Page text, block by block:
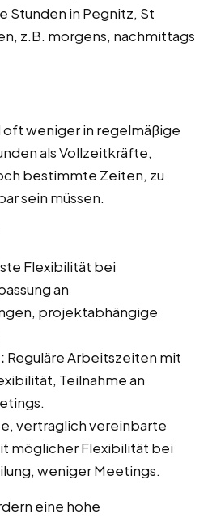
Stunden in Pegnitz, St
z.B. morgens, nachmittags
weniger in regelmäßige
als Vollzeitkräfte,
bestimmte Zeiten, zu
sein müssen.
Flexibilität bei
an
projektabhängige
Reguläre Arbeitszeiten mit
Teilnahme an
vertraglich vereinbarte
möglicher Flexibilität bei
weniger Meetings.
eine hohe